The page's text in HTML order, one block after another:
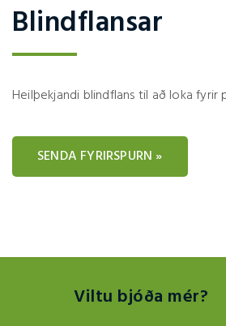
Blindflansar
Heilþekjandi blindflans til að loka fyrir
SENDA FYRIRSPURN »
Viltu bjóða mér?